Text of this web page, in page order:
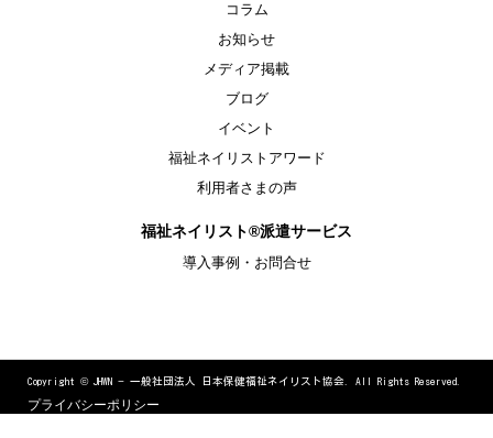
コラム
お知らせ
メディア掲載
ブログ
イベント
福祉ネイリストアワード
利用者さまの声
福祉ネイリスト®派遣サービス
導入事例・お問合せ
Copyright ©JHWN − 一般社団法人 日本保健福祉ネイリスト協会. All Rights Reserved.
プライバシーポリシー